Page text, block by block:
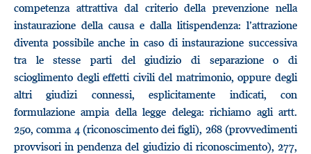
competenza attrattiva dal criterio della prevenzione nella
instaurazione della causa e dalla litispendenza: l’attrazione
diventa possibile anche in caso di instaurazione successiva
tra le stesse parti del giudizio di separazione o di
scioglimento degli effetti civili del matrimonio, oppure degli
altri giudizi connessi, esplicitamente indicati, con
formulazione ampia della legge delega: richiamo agli artt.
250, comma 4 (riconoscimento dei figli), 268 (provvedimenti
provvisori in pendenza del giudizio di riconoscimento), 277,